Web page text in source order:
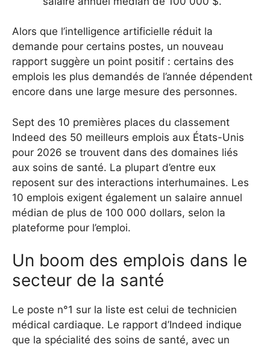
Alors que l’intelligence artificielle réduit la
demande pour certains postes, un nouveau
rapport suggère un point positif : certains des
emplois les plus demandés de l’année dépendent
encore dans une large mesure des personnes.
Sept des 10 premières places du classement
Indeed des 50 meilleurs emplois aux États-Unis
pour 2026 se trouvent dans des domaines liés
aux soins de santé. La plupart d’entre eux
reposent sur des interactions interhumaines. Les
10 emplois exigent également un salaire annuel
médian de plus de 100 000 dollars, selon la
plateforme pour l’emploi.
Un boom des emplois dans le
secteur de la santé
Le poste n°1 sur la liste est celui de technicien
médical cardiaque. Le rapport d’Indeed indique
que la spécialité des soins de santé, avec un